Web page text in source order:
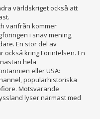
världskriget också att
varifrån kommer
i snäv mening,
En stor del av
kring Förintelsen. En
hela
eller USA:
populärhistoriska
Motsvarande
lyser närmast med